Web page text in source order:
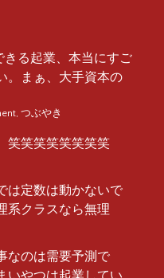
きる起業、本当にすご
。まぁ、大手資本の
つぶやき
笑笑笑笑笑笑笑
は定数は動かないで
系クラスなら無理
なのは需要予測で